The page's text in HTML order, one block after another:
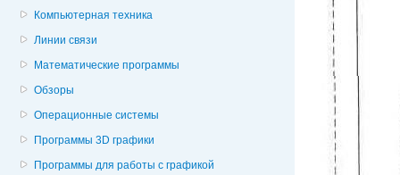
Компьютерная техника
Линии связи
Математические программы
Обзоры
Операционные системы
Программы 3D графики
Программы для работы с графикой